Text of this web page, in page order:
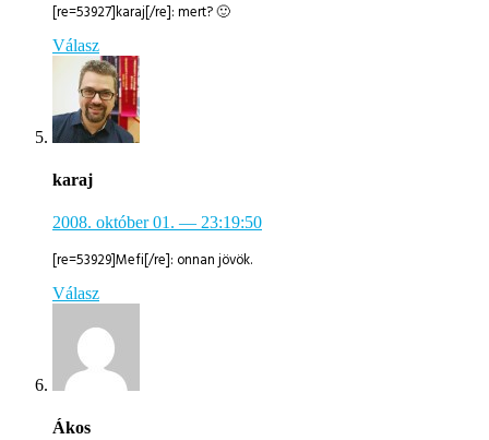
[re=53927]karaj[/re]: mert? 🙂
Válasz
karaj
2008. október 01. — 23:19:50
[re=53929]Mefi[/re]: onnan jövök.
Válasz
Ákos